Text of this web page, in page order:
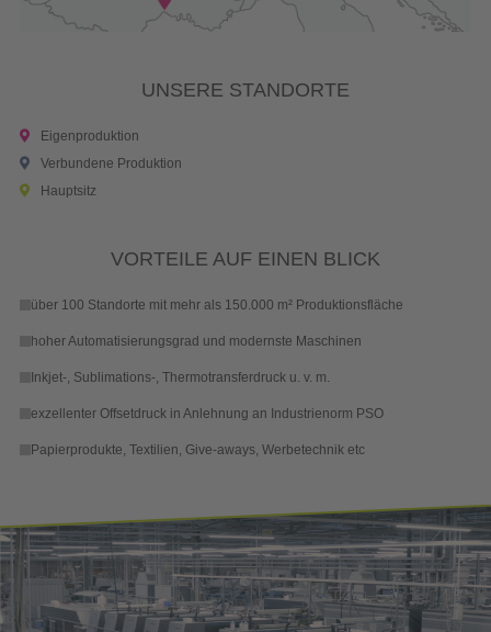
UNSERE STANDORTE
Eigenproduktion
Verbundene Produktion
Hauptsitz
VORTEILE AUF EINEN BLICK
über 100 Standorte mit mehr als 150.000 m² Produktionsfläche
hoher Automatisierungsgrad und modernste Maschinen
Inkjet-, Sublimations-, Thermotransferdruck u. v. m.
exzellenter Offsetdruck in Anlehnung an Industrienorm PSO
Papierprodukte, Textilien, Give-aways, Werbetechnik etc